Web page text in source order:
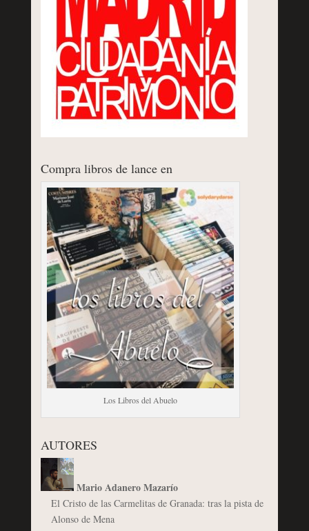
Compra libros de lance en
Los Libros del Abuelo
AUTORES
Mario Adanero Mazarío
El Cristo de las Carmelitas de Granada: tras la pista de
Alonso de Mena